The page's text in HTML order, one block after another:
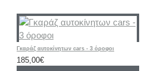
Γκαράζ αυτοκίνητων cars - 3 όροφοι
185,00€